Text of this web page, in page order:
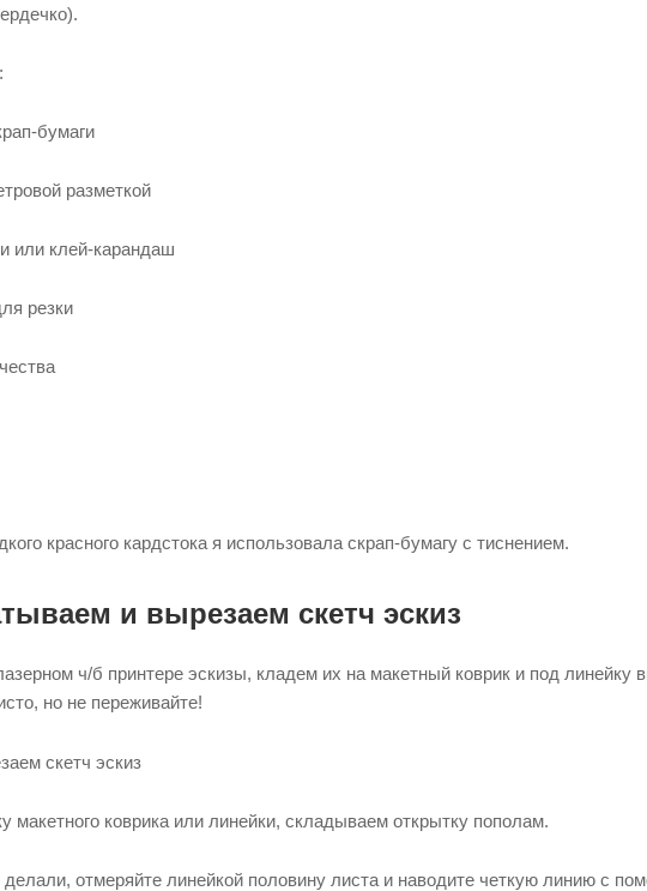
бумаги
разметкой
клей-карандаш
резки
красного кардстока я использовала скрап-бумагу с тиснением.
и вырезаем скетч эскиз
ч/б принтере эскизы, кладем их на макетный коврик и под
но не переживайте!
макетного коврика или линейки, складываем открытку пополам.
делали, отмеряйте линейкой половину листа и наводите четкую линию с